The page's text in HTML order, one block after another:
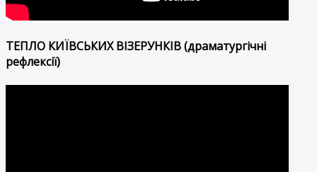
ТЕПЛО КИЇВСЬКИХ ВІЗЕРУНКІВ (драматургічні
рефлексії)